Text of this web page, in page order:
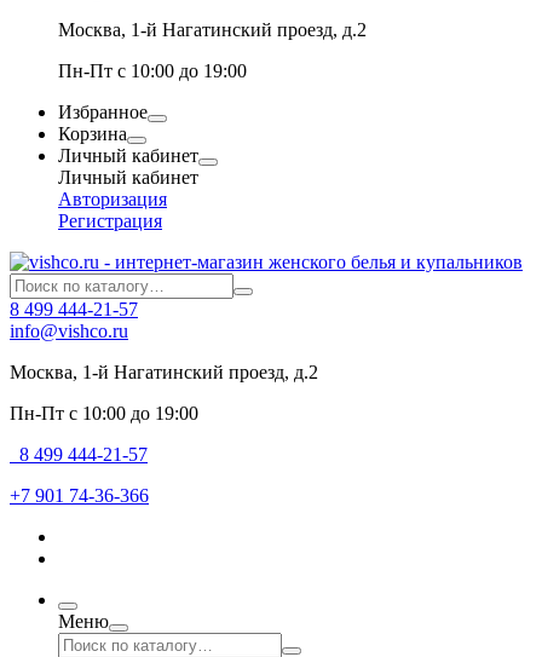
Москва, 1-й Нагатинский проезд, д.2
Пн-Пт с 10:00 до 19:00
Избранное
Корзина
Личный кабинет
Личный кабинет
Авторизация
Регистрация
8 499 444-21-57
info@vishco.ru
Москва, 1-й Нагатинский проезд, д.2
Пн-Пт с 10:00 до 19:00
8 499 444-21-57
+7 901 74-36-366
Меню